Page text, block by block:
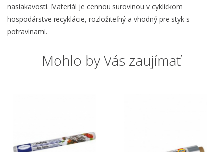
nasiakavosti. Materiál je cennou surovinou v cyklickom
hospodárstve recyklácie, rozložiteľný a vhodný pre styk s
potravinami.
Mohlo by Vás zaujímať